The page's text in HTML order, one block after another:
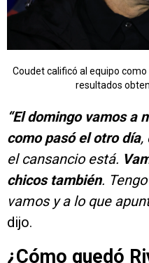
Coudet calificó al equipo como
resultados
“El domingo vamos a
como pasó el otro día,
el cansancio está.
chicos también.
vamos y a lo que
dijo.
¿Cómo quedó